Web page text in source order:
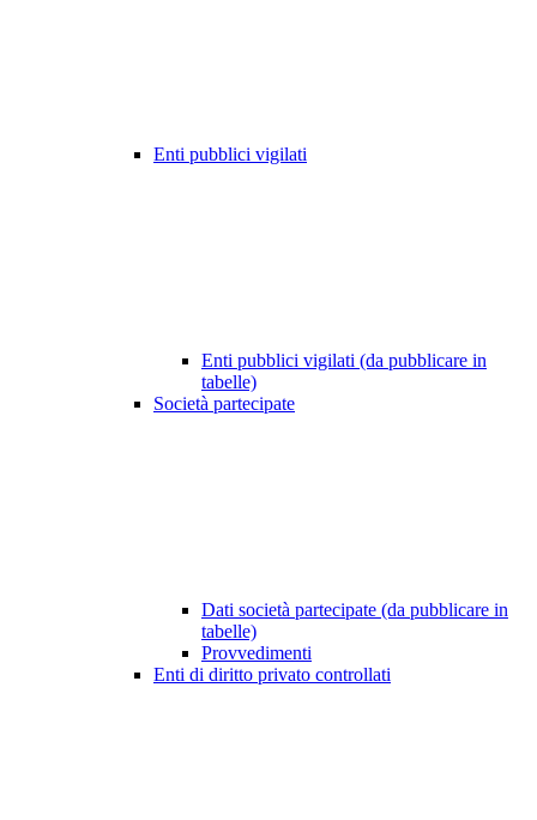
Enti pubblici vigilati
Enti pubblici vigilati (da pubblicare in
tabelle)
Società partecipate
Dati società partecipate (da pubblicare in
tabelle)
Provvedimenti
Enti di diritto privato controllati